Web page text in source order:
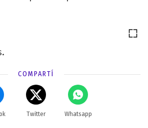
COMPARTÍ
Twitter Whatsapp